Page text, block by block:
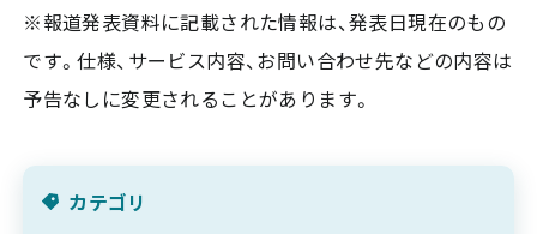
※報道発表資料に記載された情報は、発表日現在のもの
です。仕様、サービス内容、お問い合わせ先などの内容は
予告なしに変更されることがあります。
カテゴリ